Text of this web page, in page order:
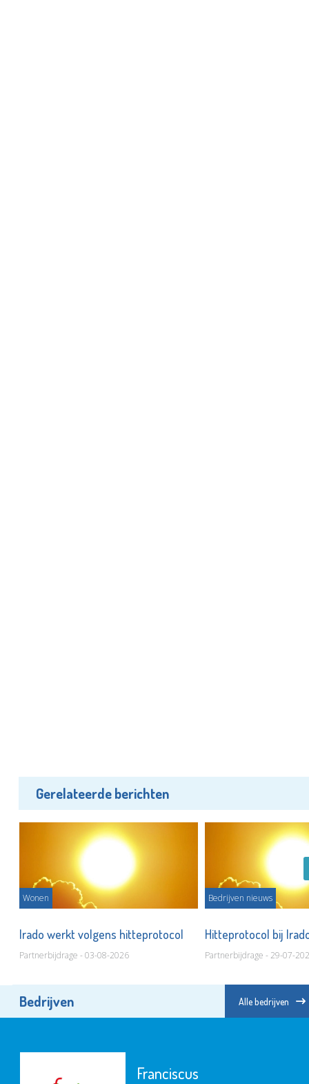
Gerelateerde berichten
Wonen
Irado werkt volgens hitteprotocol
Partnerbijdrage - 03-08-2026
Bedrijven nieuws
Hitteprotocol bij
Partnerbijdrage - 29-07-
Bedrijven Alle bedrijven
Franciscus